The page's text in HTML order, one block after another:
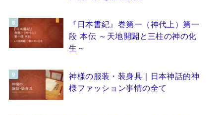
『日本書紀』巻第一（神代上）第一
段 本伝 ～天地開闢と三柱の神の化
生～
神様の服装・装身具｜日本神話的神
様ファッション事情の全て